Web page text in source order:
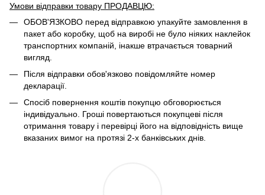
Умови відправки товару ПРОДАВЦЮ:
ОБОВ'ЯЗКОВО перед відправкою упакуйте замовлення в
пакет або коробку, щоб на виробі не було ніяких наклейок
транспортних компаній, інакше втрачається товарний
вигляд.
Після відправки обов'язково повідомляйте номер
декларації.
Спосіб повернення коштів покупцю обговорюється
індивідуально. Гроші повертаються покупцеві після
отримання товару і перевірці його на відповідність вище
вказаних вимог на протязі 2-х банківських днів.